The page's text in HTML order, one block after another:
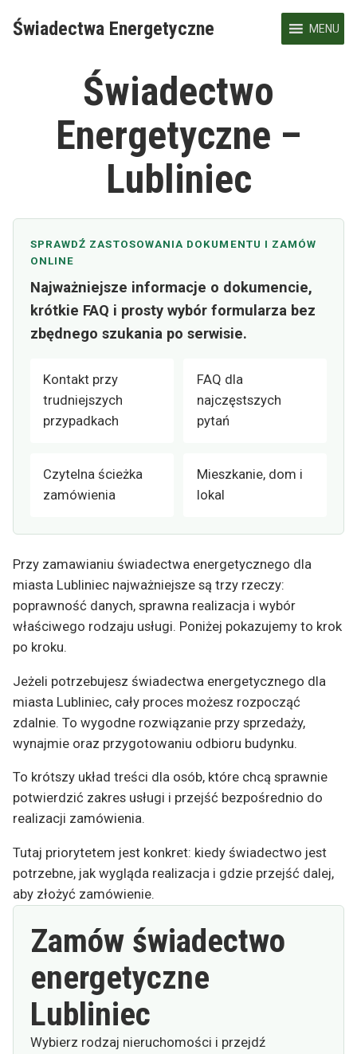
Świadectwa Energetyczne MENU
Świadectwo
Energetyczne –
Lubliniec
SPRAWDŹ ZASTOSOWANIA DOKUMENTU I ZAMÓW
ONLINE
Najważniejsze informacje o dokumencie,
krótkie FAQ i prosty wybór formularza bez
zbędnego szukania po serwisie.
Kontakt przy
trudniejszych
przypadkach
FAQ dla
najczęstszych
pytań
Czytelna ścieżka
zamówienia
Mieszkanie, dom i
lokal
Przy zamawianiu świadectwa energetycznego dla
miasta Lubliniec najważniejsze są trzy rzeczy:
poprawność danych, sprawna realizacja i wybór
właściwego rodzaju usługi. Poniżej pokazujemy to krok
po kroku.
Jeżeli potrzebujesz świadectwa energetycznego dla
miasta Lubliniec, cały proces możesz rozpocząć
zdalnie. To wygodne rozwiązanie przy sprzedaży,
wynajmie oraz przygotowaniu odbioru budynku.
To krótszy układ treści dla osób, które chcą sprawnie
potwierdzić zakres usługi i przejść bezpośrednio do
realizacji zamówienia.
Tutaj priorytetem jest konkret: kiedy świadectwo jest
potrzebne, jak wygląda realizacja i gdzie przejść dalej,
aby złożyć zamówienie.
Zamów świadectwo
energetyczne
Lubliniec
Wybierz rodzaj nieruchomości i przejdź